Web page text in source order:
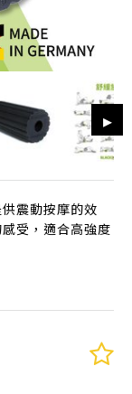
震動按摩的效
受，適合高強度